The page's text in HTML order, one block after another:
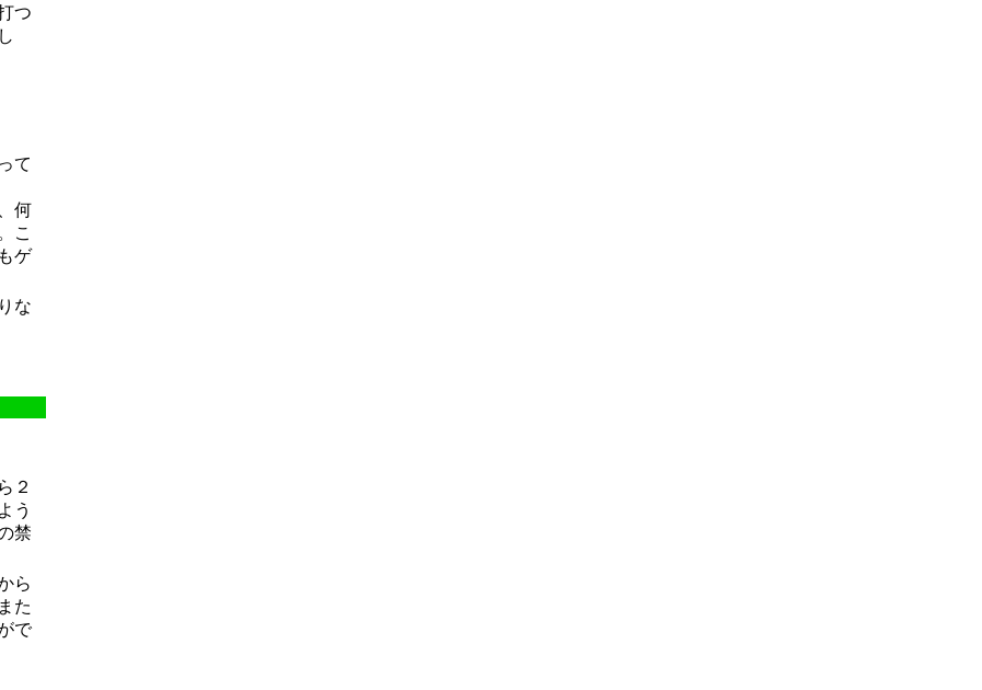
つ
て
何
こ
ゲ
な
２
う
禁
ら
た
で